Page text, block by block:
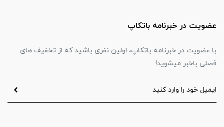
عضویت در خبرنامه باتکاپ
با عضویت در خبرنامه باتکاپ، اولین نفری باشید که از تخفیف های
فصلی باخبر میشوید!